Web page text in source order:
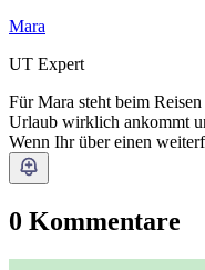
Mara
UT Expert
Für Mara steht beim
Urlaub wirklich ankommt
Wenn Ihr über einen
0 Kommentare